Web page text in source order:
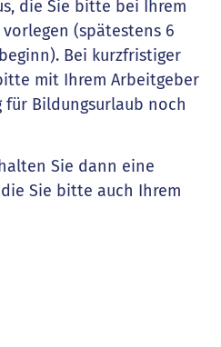
die Sie bitte bei Ihrem
(spätestens 6
Bei kurzfristiger
mit Ihrem Arbeitgeber
Bildungsurlaub noch
Sie dann eine
Sie bitte auch Ihrem